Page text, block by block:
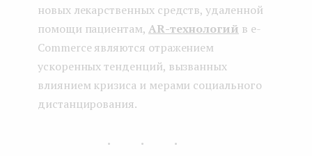
новых лекарственных средств, удаленной
помощи пациентам, AR-технологий в e-
Commerce являются отражением
ускоренных тенденций, вызванных
влиянием кризиса и мерами социального
дистанцирования.
...